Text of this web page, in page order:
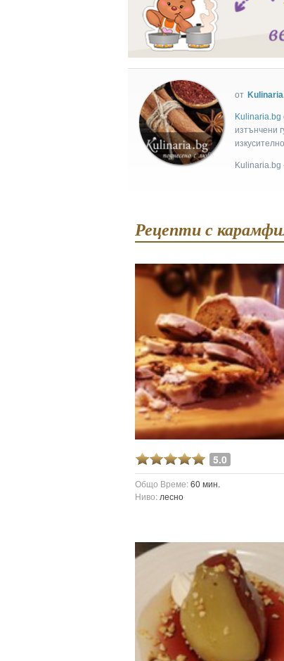
от
Kulinaria.bg
изтънчени
Kulinaria.bg
Рецепти с
5.0
Общо Време:60 мин.
Ниво: лесно